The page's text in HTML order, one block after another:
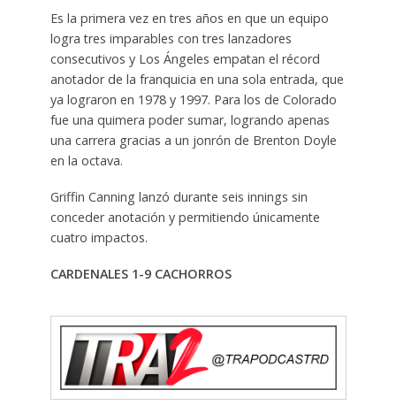
Es la primera vez en tres años en que un equipo
logra tres imparables con tres lanzadores
consecutivos y Los Ángeles empatan el récord
anotador de la franquicia en una sola entrada, que
ya lograron en 1978 y 1997. Para los de Colorado
fue una quimera poder sumar, logrando apenas
una carrera gracias a un jonrón de Brenton Doyle
en la octava.
Griffin Canning lanzó durante seis innings sin
conceder anotación y permitiendo únicamente
cuatro impactos.
CARDENALES 1-9 CACHORROS